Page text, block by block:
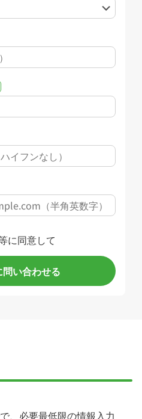
に同意して
い合わせる
、必要最低限の情報入力